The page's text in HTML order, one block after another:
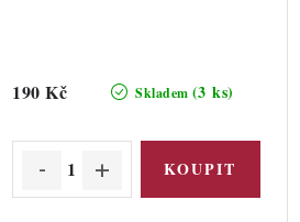
Skladem (3 ks)
190 Kč